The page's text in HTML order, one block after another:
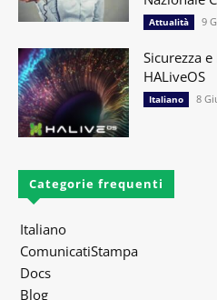
Attualità 9
Sicurezza
HALiveOS
Italiano 8
Categorie frequenti
Italiano
ComunicatiStampa
Docs
Blog